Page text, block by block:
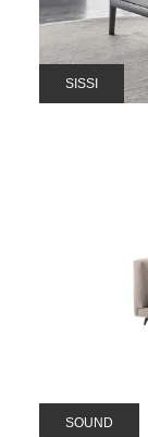
SISSI
SOUND